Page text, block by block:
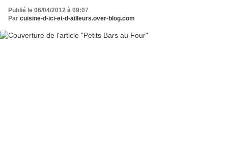
Publié le 06/04/2012 à 09:07
Par cuisine-d-ici-et-d-ailleurs.over-blog.com